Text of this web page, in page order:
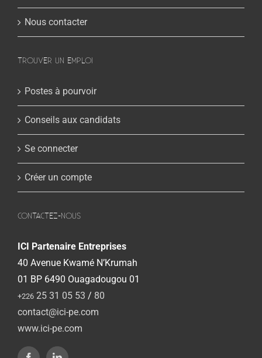
Nous contacter
TROUVER UN EMPLOI
Postes à pourvoir
Conseils aux candidats
Se connecter
Créer un compte
CONTACTEZ-NOUS
ICI Partenaire Entreprises
40 Avenue Kwamé N’Krumah
01 BP 6490 Ouagadougou 01
+226 25 31 05 53 / 80
contact@ici-pe.com
www.ici-pe.com